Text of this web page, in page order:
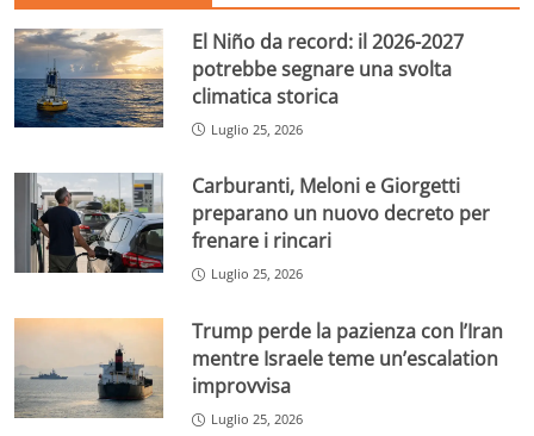
El Niño da record: il 2026-2027
potrebbe segnare una svolta
climatica storica
Luglio 25, 2026
Carburanti, Meloni e Giorgetti
preparano un nuovo decreto per
frenare i rincari
Luglio 25, 2026
Trump perde la pazienza con l’Iran
mentre Israele teme un’escalation
improvvisa
Luglio 25, 2026